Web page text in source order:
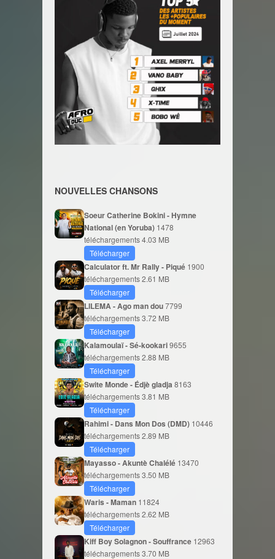
NOUVELLES CHANSONS
Soeur Catherine Bokini - Hymne
National (en Yoruba) 1478
téléchargements4.03 MB
Télécharger
Calculator ft. Mr Rally - Piqué 1900
téléchargements2.61 MB
Télécharger
LILEMA - Ago man dou7799
téléchargements3.72 MB
Télécharger
Kalamoulaï - Sé-kookari9655
téléchargements2.88 MB
Télécharger
Swite Monde - Édjè gladja 8163
téléchargements3.81 MB
Télécharger
Rahimi - Dans Mon Dos (DMD) 10446
téléchargements2.89 MB
Télécharger
Mayasso - Akuntè Chalélé 13470
téléchargements3.50 MB
Télécharger
Waris - Maman 11824
téléchargements2.62 MB
Télécharger
Kiff Boy Solagnon - Souffrance 12963
téléchargements3.70 MB